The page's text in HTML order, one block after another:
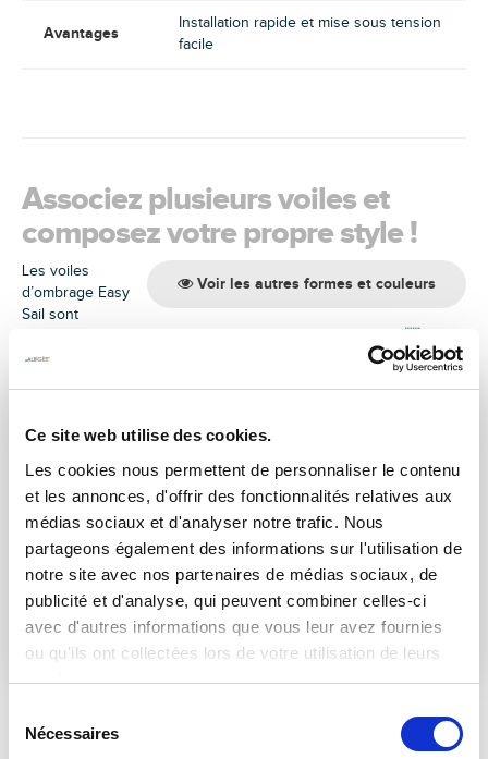
Ce site web utilise des cookies.
Les cookies nous permettent de personnaliser le contenu
et les annonces, d'offrir des fonctionnalités relatives aux
médias sociaux et d'analyser notre trafic. Nous
partageons également des informations sur l'utilisation de
notre site avec nos partenaires de médias sociaux, de
publicité et d'analyse, qui peuvent combiner celles-ci
avec d'autres informations que vous leur avez fournies
ou qu'ils ont collectées lors de votre utilisation de leurs
services.
Nécessaires
Avantages
Installation rapide et mise sous tension
facile
Associez plusieurs voiles et
composez votre propre style !
Voir les autres formes et couleurs
Les voiles
d’ombrage Easy
Sail sont
pouvez marier plusieurs voiles et ainsi créer un style unique.